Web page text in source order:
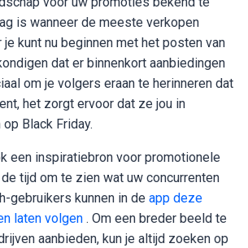
is wanneer de meeste verkopen
je kunt nu beginnen met het posten van
dat er binnenkort aanbiedingen
om je volgers eraan te herinneren dat
het zorgt ervoor dat ze jou in
Black Friday.
een inspiratiebron voor promotionele
tijd om te zien wat uw concurrenten
gebruikers kunnen in de app deze
laten volgen . Om een ​​breder beeld te
aanbieden, kun je altijd zoeken op